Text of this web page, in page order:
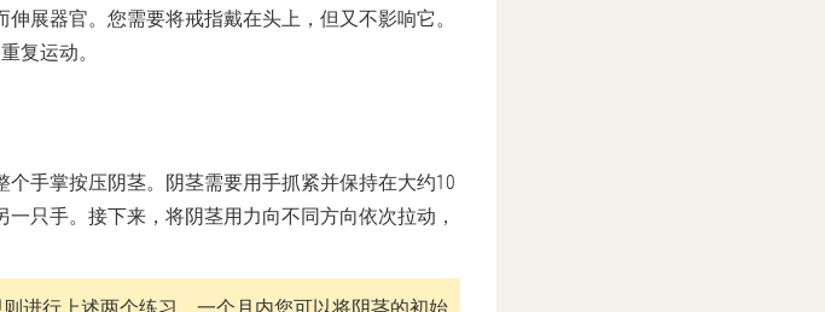
展器官。您需要将戒指戴在头上，但又不影响它。
复运动。
手掌按压阴茎。阴茎需要用手抓紧并保持在大约10
只手。接下来，将阴茎用力向不同方向依次拉动，
进行上述两个练习，一个月内您可以将阴茎的初始